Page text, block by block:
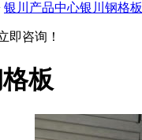
银川产品中心银川钢格板
即咨询！
板